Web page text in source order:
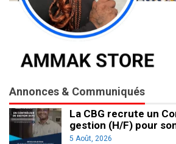
Annonces & Communiqués
La CBG recrute un
gestion (H/F) pour
5 Août, 2026